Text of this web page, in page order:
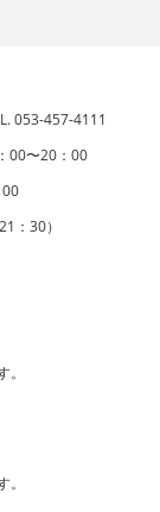
053-457-4111
00〜20：00
：30）